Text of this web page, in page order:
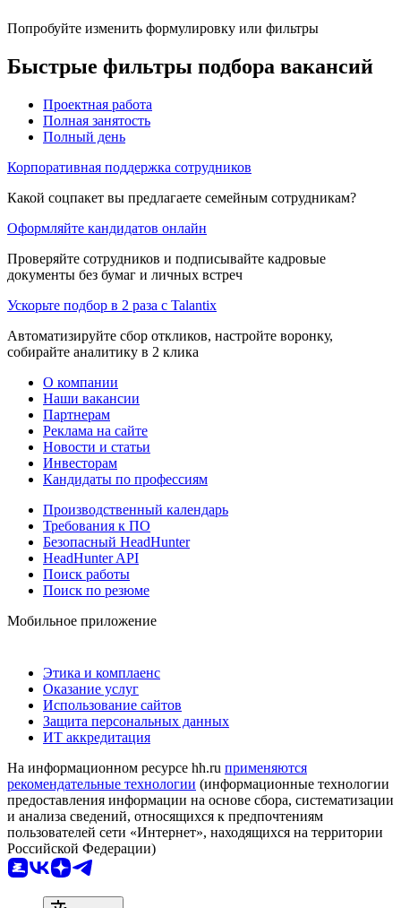
Попробуйте изменить формулировку или фильтры
Быстрые фильтры подбора вакансий
Проектная работа
Полная занятость
Полный день
Корпоративная поддержка сотрудников
Какой соцпакет вы предлагаете семейным сотрудникам?
Оформляйте кандидатов онлайн
Проверяйте сотрудников и подписывайте кадровые
документы без бумаг и личных встреч
Ускорьте подбор в 2 раза с Talantix
Автоматизируйте сбор откликов, настройте воронку,
собирайте аналитику в 2 клика
О компании
Наши вакансии
Партнерам
Реклама на сайте
Новости и статьи
Инвесторам
Кандидаты по профессиям
Производственный календарь
Требования к ПО
Безопасный HeadHunter
HeadHunter API
Поиск работы
Поиск по резюме
Мобильное приложение
Этика и комплаенс
Оказание услуг
Использование сайтов
Защита персональных данных
ИТ аккредитация
На информационном ресурсе hh.ru применяются
рекомендательные технологии (информационные технологии
предоставления информации на основе сбора, систематизации
и анализа сведений, относящихся к предпочтениям
пользователей сети «Интернет», находящихся на территории
Российской Федерации)